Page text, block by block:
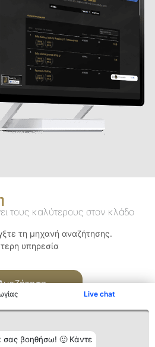
Live chat
σας βοηθήσω! 🙂 Κάντε
τους καλύτερους στον κλάδο
τη μηχανή αναζήτησης.
υπηρεσία